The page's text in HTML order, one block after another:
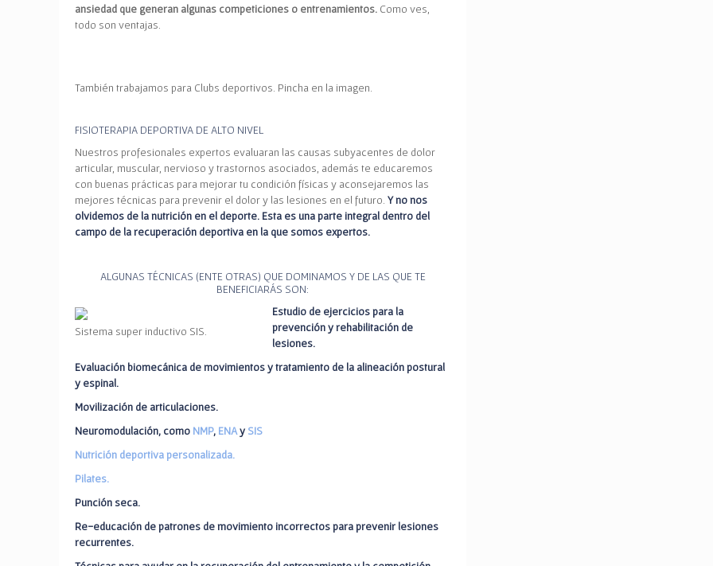
ansiedad que generan algunas competiciones o entrenamientos. Como ves,
todo son ventajas.
También trabajamos para Clubs deportivos. Pincha en la imagen.
FISIOTERAPIA DEPORTIVA DE ALTO NIVEL
Nuestros profesionales expertos evaluaran las causas subyacentes de dolor
articular, muscular, nervioso y trastornos asociados, además te educaremos
con buenas prácticas para mejorar tu condición físicas y aconsejaremos las
mejores técnicas para prevenir el dolor y las lesiones en el futuro. Y no nos
olvidemos de la nutrición en el deporte. Esta es una parte integral dentro del
campo de la recuperación deportiva en la que somos expertos.
ALGUNAS TÉCNICAS (ENTE OTRAS) QUE DOMINAMOS Y DE LAS QUE TE
BENEFICIARÁS SON:
Sistema super inductivo SIS.
Estudio de ejercicios para la
prevención y rehabilitación de
lesiones.
Evaluación biomecánica de movimientos y tratamiento de la alineación postural
y espinal.
Movilización de articulaciones.
Neuromodulación, como NMP, ENAy SIS
Nutrición deportiva personalizada.
Pilates.
Punción seca.
Re-educación de patrones de movimiento incorrectos para prevenir lesiones
recurrentes.